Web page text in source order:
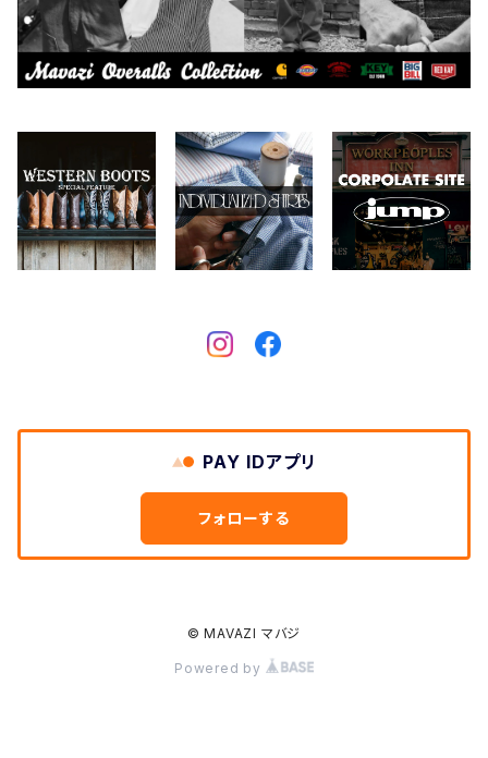
Collonil
CONVERSE
Crescent Down Works
FERNAND LEATHER
ケア用品
本、写真集
2026.6.14
PAY IDアプリ
フォローする
© MAVAZI マバジ
Powered by